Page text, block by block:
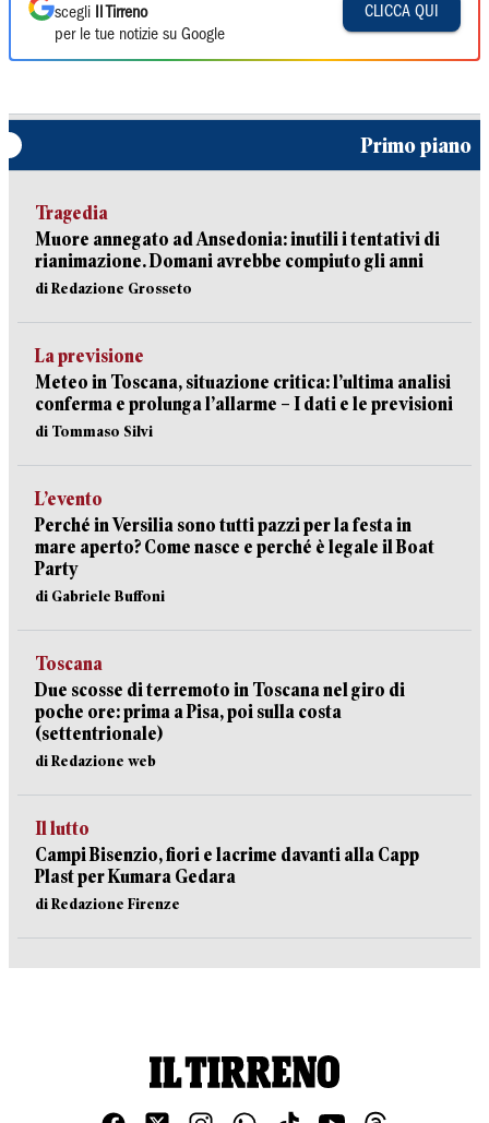
scegli
Il Tirreno
per le tue notizie su Google
CLICCA QUI
Primo piano
Tragedia
Muore annegato ad Ansedonia: inutili i tentativi di
rianimazione. Domani avrebbe compiuto gli anni
di Redazione Grosseto
La previsione
Meteo in Toscana, situazione critica: l’ultima analisi
conferma e prolunga l’allarme – I dati e le previsioni
di Tommaso Silvi
L’evento
Perché in Versilia sono tutti pazzi per la festa in
mare aperto? Come nasce e perché è legale il Boat
Party
di Gabriele Buffoni
Toscana
Due scosse di terremoto in Toscana nel giro di
poche ore: prima a Pisa, poi sulla costa
(settentrionale)
di Redazione web
Il lutto
Campi Bisenzio, fiori e lacrime davanti alla Capp
Plast per Kumara Gedara
di Redazione Firenze